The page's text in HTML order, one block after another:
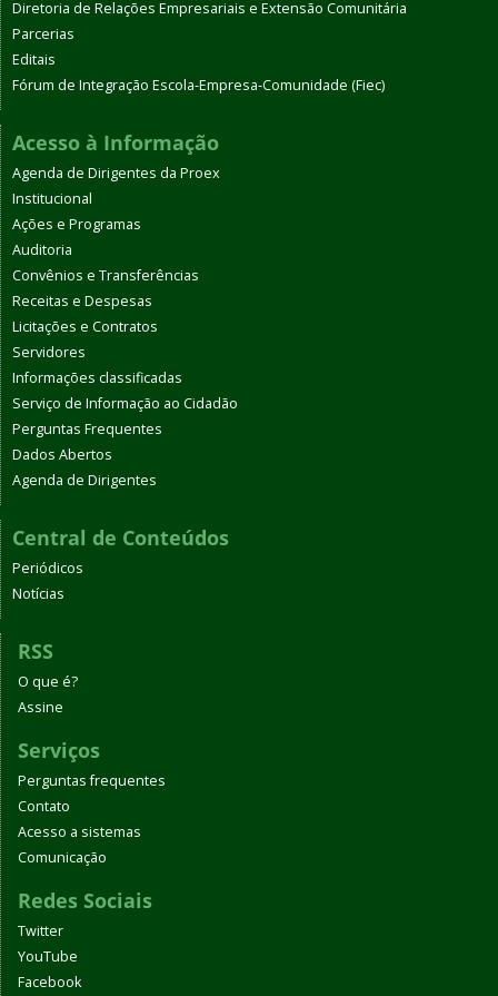
Diretoria de Relações Empresariais e Extensão Comunitária
Parcerias
Editais
Fórum de Integração Escola-Empresa-Comunidade (Fiec)
Acesso à Informação
Agenda de Dirigentes da Proex
Institucional
Ações e Programas
Auditoria
Convênios e Transferências
Receitas e Despesas
Licitações e Contratos
Servidores
Informações classificadas
Serviço de Informação ao Cidadão
Perguntas Frequentes
Dados Abertos
Agenda de Dirigentes
Central de Conteúdos
Periódicos
Notícias
RSS
O que é?
Assine
Serviços
Perguntas frequentes
Contato
Acesso a sistemas
Comunicação
Redes Sociais
Twitter
YouTube
Facebook